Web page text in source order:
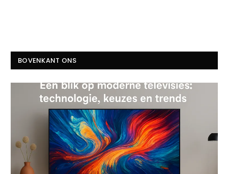
BOVENKANT ONS